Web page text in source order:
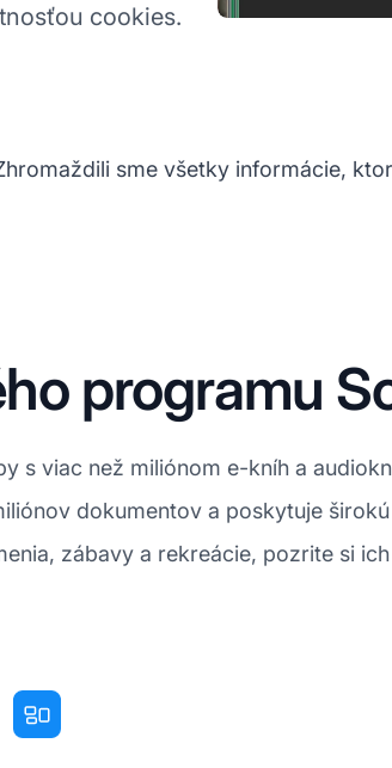
cookies.
sme všetky informácie,
programu
s viac než miliónom e-kníh a
dokumentov a poskytuje
zábavy a rekreácie, pozrite si